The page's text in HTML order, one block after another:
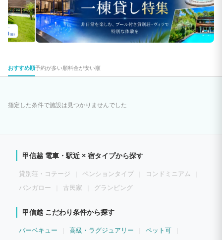
おすすめ順予約が多い順料金が安い順
指定した条件で施設は見つかりませんでした
甲信越 電車・駅近 × 宿タイプから探す
貸別荘・コテージ ペンションタイプ
コンドミニアム
バンガロー
古民家 グランピング
甲信越 こだわり条件から探す
バーベキュー 高級・ラグジュアリー
ペット可